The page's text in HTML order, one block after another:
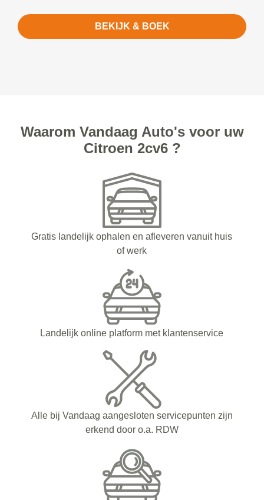
BEKIJK & BOEK
Waarom Vandaag Auto's voor uw
Citroen 2cv6 ?
Gratis landelijk ophalen en afleveren vanuit huis
of werk
Landelijk online platform met klantenservice
Alle bij Vandaag aangesloten servicepunten zijn
erkend door o.a. RDW